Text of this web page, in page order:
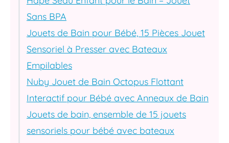
Sans BPA
Jouets de Bain pour Bébé, 15 Pièces Jouet
Sensoriel à Presser avec Bateaux
Empilables
Nuby Jouet de Bain Octopus Flottant
Interactif pour Bébé avec Anneaux de Bain
Jouets de bain, ensemble de 15 jouets
sensoriels pour bébé avec bateaux